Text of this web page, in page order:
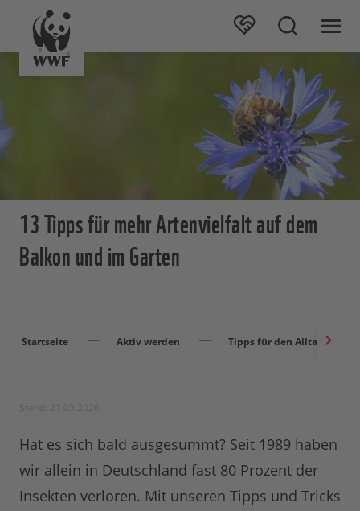
13 Tipps für mehr Artenvielfalt auf dem
Balkon und im Garten
Startseite Aktiv werden Tipps für den Alltag
Hat es sich bald ausgesummt? Seit 1989 haben
wir allein in Deutschland fast 80 Prozent der
Insekten verloren. Mit unseren Tipps und Tricks